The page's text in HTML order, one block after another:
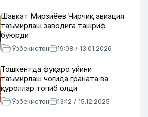
Шавкат Мирзиёев Чирчиқ авиация
таъмирлаш заводига ташриф
буюрди
Ўзбекистон 19:08 / 13.01.2026
Тошкентда фуқаро уйини
таъмирлаш чоғида граната ва
қуроллар топиб олди
Ўзбекистон 13:12 / 15.12.2025